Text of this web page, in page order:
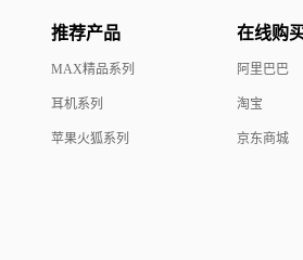
推荐产品
MAX精品系列
耳机系列
苹果火狐系列
在线购
阿里巴巴
淘宝
京东商城